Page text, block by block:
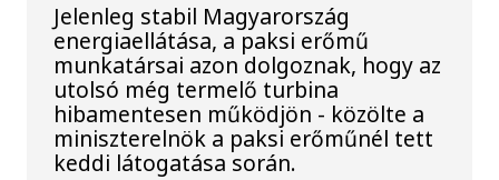
Jelenleg stabil Magyarország
energiaellátása, a paksi erőmű
munkatársai azon dolgoznak, hogy az
utolsó még termelő turbina
hibamentesen működjön - közölte a
miniszterelnök a paksi erőműnél tett
keddi látogatása során.